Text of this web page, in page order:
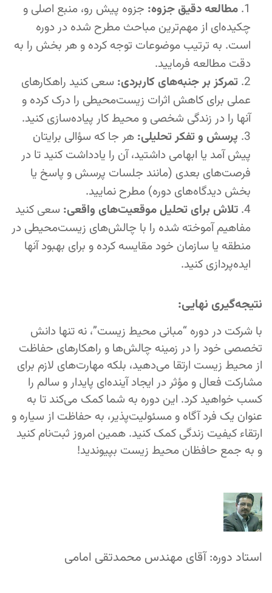
مطالعه دقیق جزوه: جزوه پیش رو، منبع اصلی و
چکیده‌ای از مهم‌ترین مباحث مطرح شده در دوره
است. به ترتیب موضوعات توجه کرده و هر بخش را به
دقت مطالعه فرمایید.
تمرکز بر جنبه‌های کاربردی: سعی کنید راهکارهای
عملی برای کاهش اثرات زیست‌محیطی را درک کرده و
آنها را در زندگی شخصی و محیط کار پیاده‌سازی کنید.
پرسش و تفکر تحلیلی: هر جا که سؤالی برایتان
پیش آمد یا ابهامی داشتید، آن را یادداشت کنید تا در
فرصت‌های بعدی (مانند جلسات پرسش و پاسخ یا
بخش دیدگاه‌های دوره) مطرح نمایید.
تلاش برای تحلیل موقعیت‌های واقعی: سعی کنید
مفاهیم آموخته شده را با چالش‌های زیست‌محیطی در
منطقه یا سازمان خود مقایسه کرده و برای بهبود آنها
ایده‌پردازی کنید.
نتیجه‌گیری نهایی:
با شرکت در دوره “مبانی محیط زیست”، نه تنها دانش
تخصصی خود را در زمینه چالش‌ها و راهکارهای حفاظت
از محیط زیست ارتقا می‌دهید، بلکه مهارت‌های لازم برای
مشارکت فعال و مؤثر در ایجاد آینده‌ای پایدار و سالم را
کسب خواهید کرد. این دوره به شما کمک می‌کند تا به
عنوان یک فرد آگاه و مسئولیت‌پذیر، به حفاظت از سیاره و
ارتقاء کیفیت زندگی کمک کنید. همین امروز ثبت‌نام کنید
و به جمع حافظان محیط زیست بپیوندید!
استاد دوره: آقای مهندس محمدتقی امامی